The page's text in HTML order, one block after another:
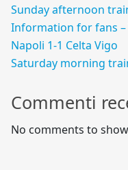
Sunday afternoon
Information for fans
Napoli 1-1 Celta Vigo
Saturday morning
Commenti
No comments to